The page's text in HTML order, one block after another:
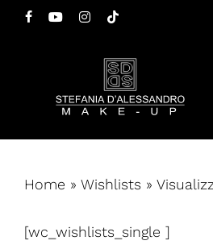
Salta
INSTAGRAM
TIKTOK
Premi invio per cercare o
Home » Wishlists »
[wc_wishlists_single ]